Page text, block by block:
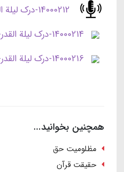
14000212-درک لیلة القدر-جلسه اول.mp3
14000214-درک لیلة القدر-جلسه دوم.mp3
14000216-درک لیلة القدر-جلسه سوم.mp3
همچنین بخوانید...
مظلومیت حق
حقیقت قرآن